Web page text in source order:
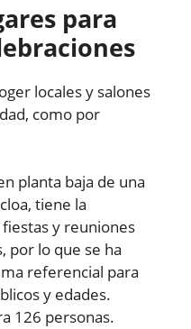
para
locales y salones
como por
planta baja de una
tiene la
y reuniones
por lo que se ha
referencial para
y edades.
126 personas.